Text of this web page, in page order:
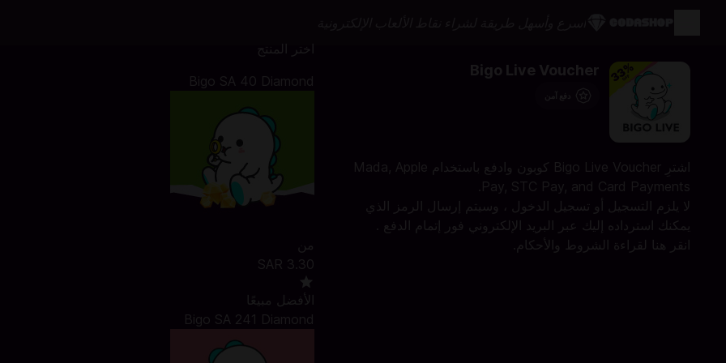
Bigo Live Voucher
اشترِ Bigo Live Voucher كوبون وادفع باستخدام Mada, Apple
Pay, STC Pay, and Card Payments.
لا يلزم التسجيل أو تسجيل الدخول ، وسيتم إرسال الرمز الذي
يمكنك استرداده إليك عبر البريد الإلكتروني فور إتمام الدفع .
انقر هنا لقراءة الشروط والأحكام.
اختر المنتج
Bigo SA 40 Diamond
من
SAR 3.30
الأفضل مبيعًا
Bigo SA 241 Diamond